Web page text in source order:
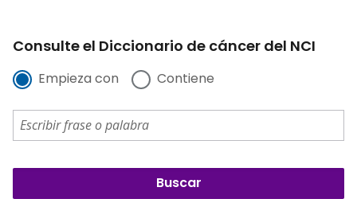
Consulte el Diccionario de cáncer del NCI
Empieza con Contiene